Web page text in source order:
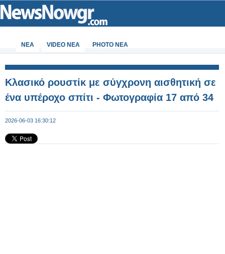
ΝΕΑ VIDEO NEA PHOTO NEA
Κλασικό ρουστίκ με σύγχρονη αισθητική σε
ένα υπέροχο σπίτι - Φωτογραφία 17 από 34
2026-06-03 16:30:12